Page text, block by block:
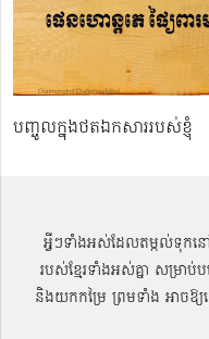
បញ្ចូលក្នុងថតឯកសាររបស់ខ្ញុំ
អ្វីៗទាំងអស់ដែលតម្កល់ទុកន
របស់ខ្មែរទាំងអស់គ្នា សម្រ
និងយកកម្រៃ ព្រមទាំង អាចឱ្